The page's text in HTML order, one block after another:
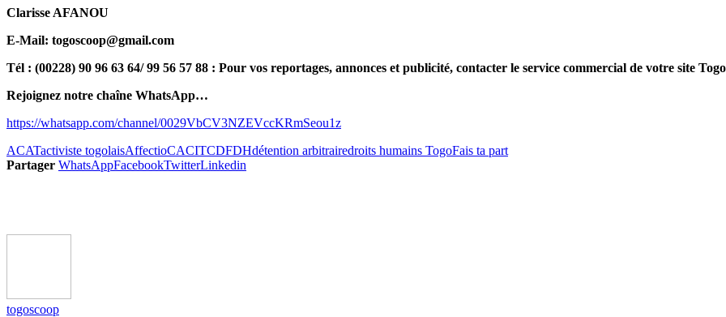
Clarisse AFANOU
E-Mail: togoscoop@gmail.com
Tél : (00228) 90 96 63 64/ 99 56 57 88 : Pour vos reportages, annonces et publicité, contacter le service commercial de votre site
Rejoignez notre chaîne WhatsApp…
https://whatsapp.com/channel/0029VbCV3NZEVccKRmSeou1z
ACATactiviste togolaisAffectioCACITCDFDHdétention arbitrairedroits humains TogoFais ta part
Partager WhatsAppFacebookTwitterLinkedin
togoscoop